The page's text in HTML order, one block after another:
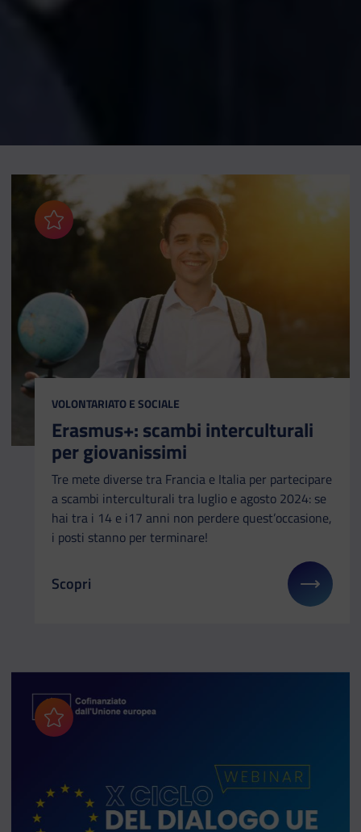
Aggiungi ai preferiti
CATEGORIA:
VOLONTARIATO E SOCIALE
Erasmus+: scambi interculturali
per giovanissimi
Tre mete diverse tra Francia e Italia per partecipare
a scambi interculturali tra luglio e agosto 2024: se
hai tra i 14 e i17 anni non perdere quest’occasione,
i posti stanno per terminare!
Il link ti porterà ad avere maggiori dettagli su:
Scopri
Aggiungi ai preferiti